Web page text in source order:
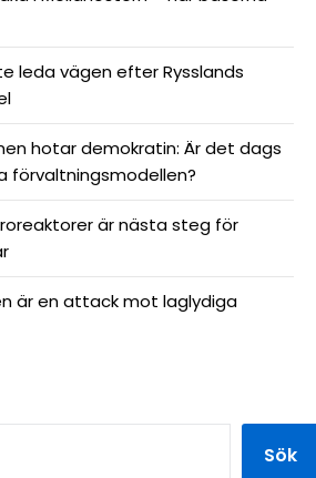
leda vägen efter Rysslands
hotar demokratin: Är det dags
förvaltningsmodellen?
är nästa steg för
är en attack mot laglydiga
Sök